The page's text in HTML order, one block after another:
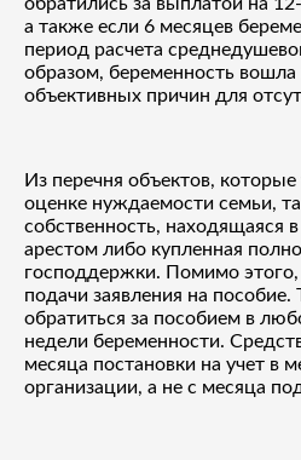
а также если 6 месяцев
период расчета
образом, беременность вошла
объективных причин для
Из перечня объектов,
оценке нуждаемости семьи,
собственность, находящаяся
арестом либо купленная
господдержки. Помимо
подачи заявления на
обратиться за пособием в
недели беременности.
месяца постановки на учет в
организации, а не с месяца